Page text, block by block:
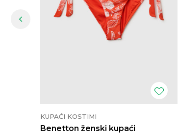
KUPAĆI KOSTIMI
Benetton ženski kupaći